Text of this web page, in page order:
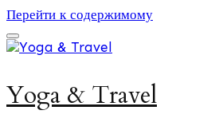
Перейти к содержимому
Yoga & Travel